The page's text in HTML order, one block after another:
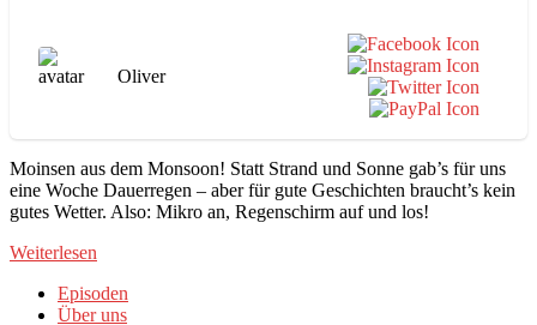
Oliver
Moinsen aus dem Monsoon! Statt Strand und Sonne gab’s für uns
eine Woche Dauerregen – aber für gute Geschichten braucht’s kein
gutes Wetter. Also: Mikro an, Regenschirm auf und los!
Weiterlesen
Episoden
Über uns